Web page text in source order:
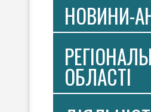
НОВИНИ-
ОБЛАСТІ